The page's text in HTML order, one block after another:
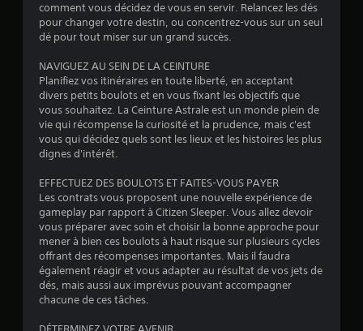
b
l
e
d
e
v
o
u
s
g
n
e
r
v
i
s
u
e
l
e
s
p
c
t
e
r
u
n
d
l
a
i
m
p
a
r
t
o
d
e
c
i
n
é
m
a
t
i
q
u
e
(
j
e
u
h
o
r
s
comment vous décidez de vous en servir. Relancez les dés
pour changer votre destin, ou concentrez-vous sur un seul
dé pour tout miser sur un grand succès.
NAVIGUEZ AU SEIN DE LA CEINTURE
Planifiez vos itinéraires en toute liberté, en acceptant
divers petits boulots et en vous fixant les objectifs que
vous souhaitez. La Ceinture Astrale est un monde plein de
vie qui récompense la curiosité et la prudence, mais c'est
vous qui décidez quels sont les lieux et les histoires les plus
dignes d'intérêt.
EFFECTUEZ DES BOULOTS ET FAITES-VOUS PAYER
Les contrats vous proposent une nouvelle expérience de
gameplay par rapport à Citizen Sleeper. Vous allez devoir
vous préparer avec soin et choisir la bonne approche pour
mener à bien ces boulots à haut risque sur plusieurs cycles
offrant des récompenses importantes. Mais il faudra
également réagir et vous adapter au résultat de vos jets de
dés, mais aussi aux imprévus pouvant accompagner
chacune de ces tâches.